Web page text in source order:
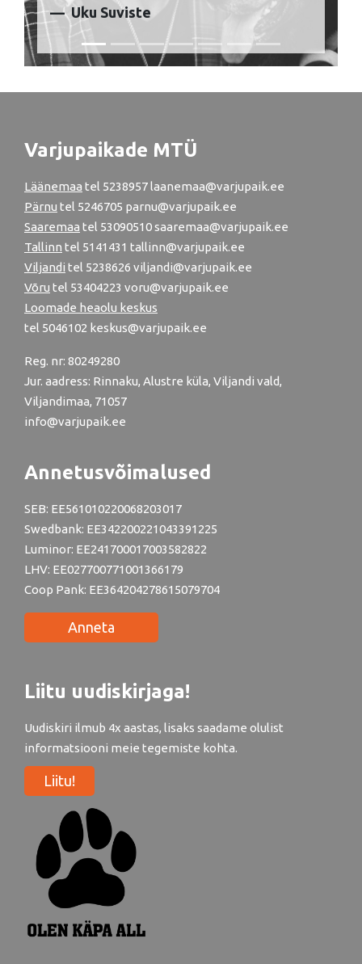
Uku Suviste
Varjupaikade MTÜ
Läänemaa tel 5238957 laanemaa@varjupaik.ee
Pärnu tel 5246705 parnu@varjupaik.ee
Saaremaa tel 53090510 saaremaa@varjupaik.ee
Tallinn tel 5141431 tallinn@varjupaik.ee
Viljandi tel 5238626 viljandi@varjupaik.ee
Võru tel 53404223 voru@varjupaik.ee
Loomade heaolu keskus
tel 5046102 keskus@varjupaik.ee
Reg. nr: 80249280
Jur. aadress: Rinnaku, Alustre küla, Viljandi vald,
Viljandimaa, 71057
info@varjupaik.ee
Annetusvõimalused
SEB: EE561010220068203017
Swedbank: EE342200221043391225
Luminor: EE241700017003582822
LHV: EE027700771001366179
Coop Pank: EE364204278615079704
Anneta
Liitu uudiskirjaga!
Uudiskiri ilmub 4x aastas, lisaks saadame olulist
informatsiooni meie tegemiste kohta.
Liitu!